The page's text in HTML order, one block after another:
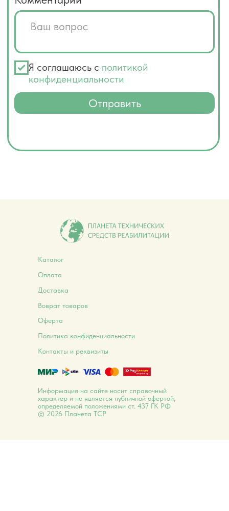
Контакты и реквизиты
Политика конфиденциальности
Оферта
Воврат товаров
Доставка
Оплата
Каталог
Информация на сайте носит справочный
характер и не является публичной офертой,
определяемой положениями ст. 437 ГК РФ
© 2026 Планета ТСР